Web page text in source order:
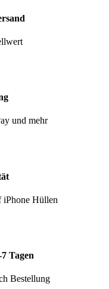
und mehr
iPhone Hüllen
Tagen
Bestellung